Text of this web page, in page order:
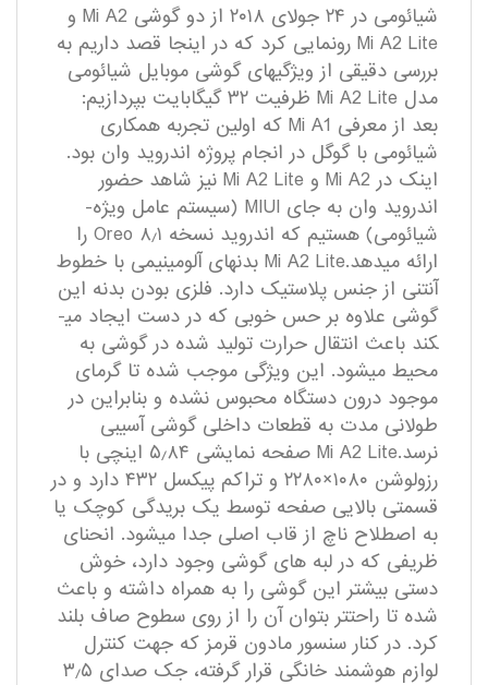
شیائومی در ۲۴ جولای ۲۰۱۸ از دو گوشی Mi A2 و
Mi A2 Lite رونمایی کرد که در اینجا قصد داریم به
بررسی دقیقی از ویژگی­های گوشی موبایل شیائومی
مدل Mi A2 Lite ظرفیت ۳۲ گیگابایت بپردازیم:
بعد از معرفی Mi A1 که اولین تجربه­ همکاری
شیائومی با گوگل در انجام پروژه­ اندروید وان بود.
اینک در Mi A2 و Mi A2 Lite نیز شاهد حضور
اندروید وان به جای MIUI (سیستم عامل ویژه­
شیائومی) هستیم که اندروید نسخه­ ۸٫۱ Oreo را
ارائه می­دهد.Mi A2 Lite بدنه­ای آلومینیمی با خطوط
آنتنی از جنس پلاستیک دارد. فلزی بودن بدنه­ این
گوشی علاوه بر حس خوبی که در دست ایجاد می­
کند باعث انتقال حرارت تولید شده در گوشی به
محیط می­شود. این ویژگی موجب شده تا گرمای
موجود درون دستگاه محبوس نشده و بنابراین در
طولانی مدت به قطعات داخلی گوشی آسیبی
نرسد.Mi A2 Lite صفحه­ نمایشی ۵٫۸۴ اینچی با
رزولوشن ۱۰۸۰×۲۲۸۰ و تراکم پیکسل ۴۳۲ دارد و در
قسمتی بالایی صفحه توسط یک بریدگی کوچک یا
به اصطلاح ناچ از قاب اصلی جدا می­شود. انحنای
ظریفی که در لبه­­ های گوشی وجود دارد، خوش
دستی بیشتر این گوشی را به همراه داشته و باعث
شده تا راحتتر بتوان آن را از روی سطوح صاف بلند
کرد. در کنار سنسور مادون قرمز که جهت کنترل
لوازم هوشمند خانگی قرار­ گرفته، جک صدای ۳٫۵